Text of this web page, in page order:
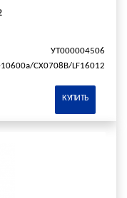
УТ000004506
10600a/СХ0708В/LF16012
КУПИТЬ